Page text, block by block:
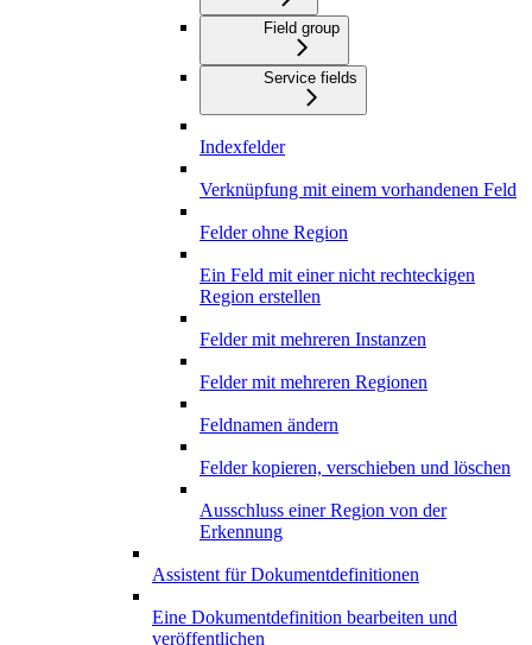
Field group
Service fields
Indexfelder
Verknüpfung mit einem vorhandenen Feld
Felder ohne Region
Ein Feld mit einer nicht rechteckigen
Region erstellen
Felder mit mehreren Instanzen
Felder mit mehreren Regionen
Feldnamen ändern
Felder kopieren, verschieben und löschen
Ausschluss einer Region von der
Erkennung
Assistent für Dokumentdefinitionen
Eine Dokumentdefinition bearbeiten und
veröffentlichen